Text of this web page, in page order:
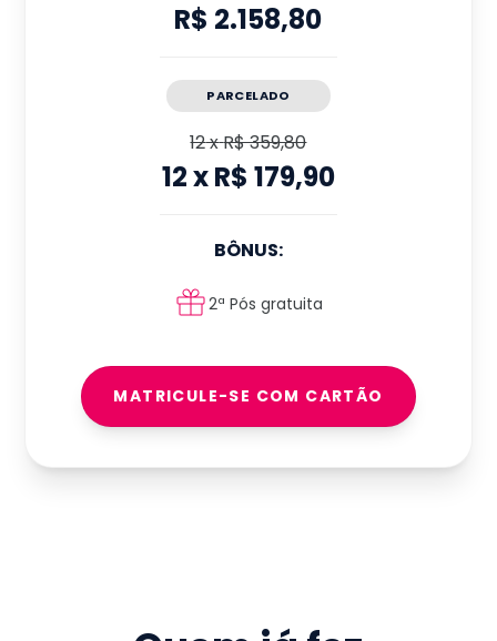
R$ 2.158,80
PARCELADO
12xR$ 359,80
12xR$ 179,90
BÔNUS:
2ª Pós gratuita
MATRICULE-SE COM CARTÃO